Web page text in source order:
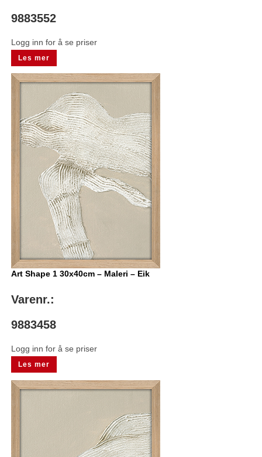
9883552
Logg inn for å se priser
Les mer
Art Shape 1 30x40cm – Maleri – Eik
Varenr.:
9883458
Logg inn for å se priser
Les mer